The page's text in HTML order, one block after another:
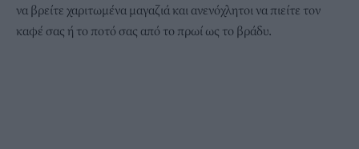
να βρείτε χαριτωμένα μαγαζιά και ανενόχλητοι να πιείτε τον
καφέ σας ή το ποτό σας από το πρωί ως το βράδυ.